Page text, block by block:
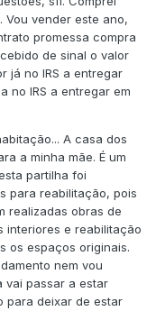
Vou vender este ano,
promessa compra
de sinal o valor
já no IRS a entregar
no IRS a entregar em
A casa dos
a minha mãe. É um
partilha foi
para reabilitação, pois
realizadas obras de
interiores e reabilitação
os espaços originais.
nem vou
vai passar a estar
para deixar de estar